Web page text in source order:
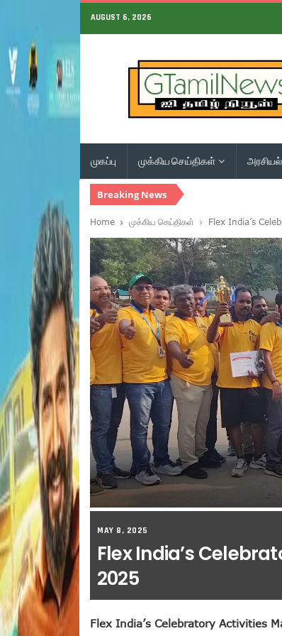
AUGUST 6, 2026
முகப்பு முக்கிய செய்திகள் அரசியல்
Breaking News
Home முக்கிய செய்திகள் Flex India’s
MAY 8, 2025
Flex India’s
2025
Flex India’s Celebratory Activities